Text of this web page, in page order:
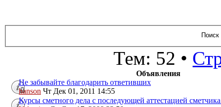
Тем: 52 •
Объявления
Не забывайте благодарить ответивших
hanson Чт Дек 01, 2011 14:55
Курсы сметного дела с последующей аттестацией